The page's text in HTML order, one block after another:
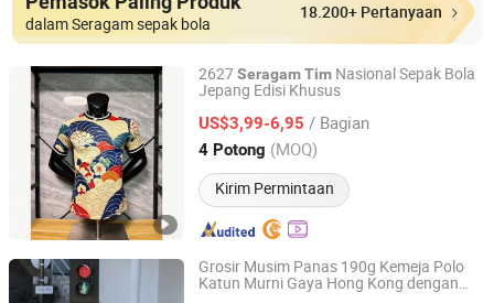
dalam Seragam sepak bola
18.200+ Pertanyaan
2627SeragamTim Nasional Sepak Bola
Jepang Edisi Khusus
US$3,99-6,95 / Bagian
4 Potong (MOQ)
Kirim Permintaan
Guiping Keyi Sports Clothing Co., Ltd.
Guangxi, China Harga mulai 2026
Grosir Musim Panas 190g Kemeja Polo
Katun Murni Gaya Hong Kong dengan
Zhousi (Shenzhen) Clothing Co., Ltd.